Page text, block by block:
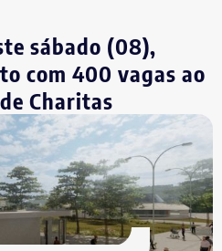
diretas para chefias de
desconcentradas do
registrar nenhuma
nesta leva.
estadual contou ainda
de Estado de Fazenda e
Ambiente e Sustentabilidade
de vagas
(nível DAS-8) na Fundação
sábado (08),
com 400 vagas ao
Charitas